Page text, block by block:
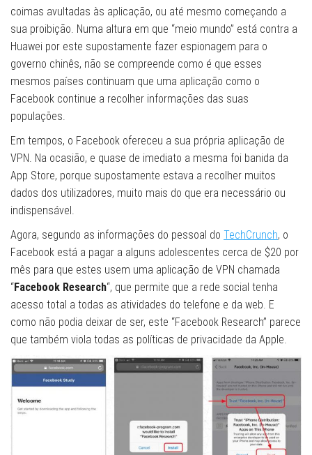
coimas avultadas às aplicação, ou até mesmo começando a
sua proibição. Numa altura em que “meio mundo” está contra a
Huawei por este supostamente fazer espionagem para o
governo chinês, não se compreende como é que esses
mesmos países continuam que uma aplicação como o
Facebook continue a recolher informações das suas
populações.
Em tempos, o Facebook ofereceu a sua própria aplicação de
VPN. Na ocasião, e quase de imediato a mesma foi banida da
App Store, porque supostamente estava a recolher muitos
dados dos utilizadores, muito mais do que era necessário ou
indispensável.
Agora, segundo as informações do pessoal do TechCrunch, o
Facebook está a pagar a alguns adolescentes cerca de $20 por
mês para que estes usem uma aplicação de VPN chamada
“Facebook Research“, que permite que a rede social tenha
acesso total a todas as atividades do telefone e da web. E
como não podia deixar de ser, este “Facebook Research” parece
que também viola todas as políticas de privacidade da Apple.